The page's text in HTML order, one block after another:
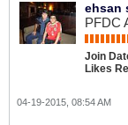
ehsan
PFDC
Join
Likes
04-19-2015, 08:54 AM